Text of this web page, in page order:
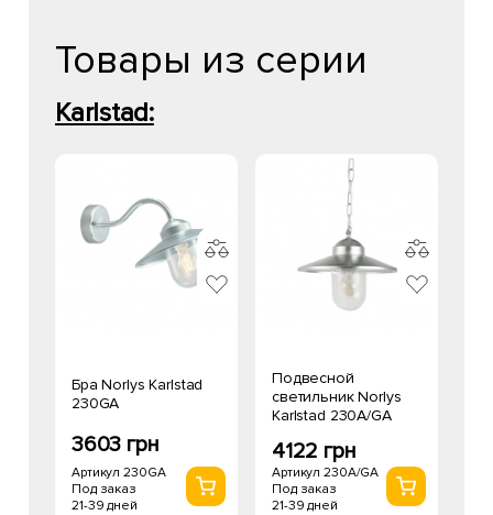
Товары из серии
Karlstad:
Бра Norlys Karlstad
230GA
3603 грн
Артикул 230GA
Под заказ
21-39 дней
Подвесной
светильник Norlys
Karlstad 230A/GA
4122 грн
Артикул 230A/GA
Под заказ
21-39 дней